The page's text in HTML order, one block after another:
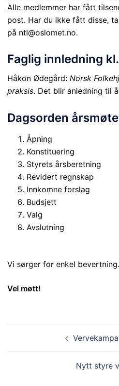
Alle medlemmer har fått
post. Har du ikke fått disse,
på ntl@oslomet.no.
Faglig innledning
Håkon Ødegård: Norsk
praksis. Det blir anledning til
Dagsorden
Åpning
Konstituering
Styrets årsberetning
Revidert regnskap
Innkomne forslag
Budsjett
Valg
Avslutning
Vi sørger for enkel bevertning.
Vel møtt!
Nytt styre